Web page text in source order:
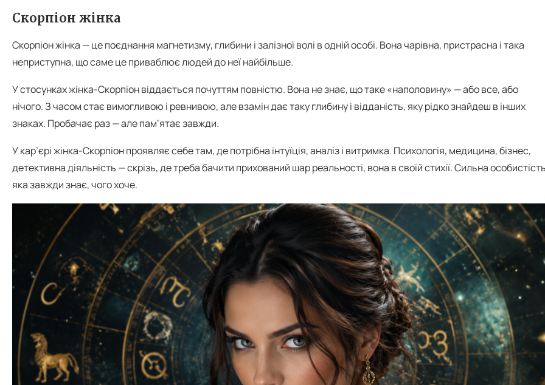
Скорпіон жінка
Скорпіон жінка — це поєднання магнетизму, глибини і залізної волі в одній особі. Вона чарівна, пристрасна і така
неприступна, що саме це приваблює людей до неї найбільше.
У стосунках жінка-Скорпіон віддається почуттям повністю. Вона не знає, що таке «наполовину» — або все, або
нічого. З часом стає вимогливою і ревнивою, але взамін дає таку глибину і відданість, яку рідко знайдеш в інших
знаках. Пробачає раз — але пам’ятає завжди.
У кар’єрі жінка-Скорпіон проявляє себе там, де потрібна інтуїція, аналіз і витримка. Психологія, медицина, бізнес,
детективна діяльність — скрізь, де треба бачити прихований шар реальності, вона в своїй стихії. Сильна
яка завжди знає, чого хоче.